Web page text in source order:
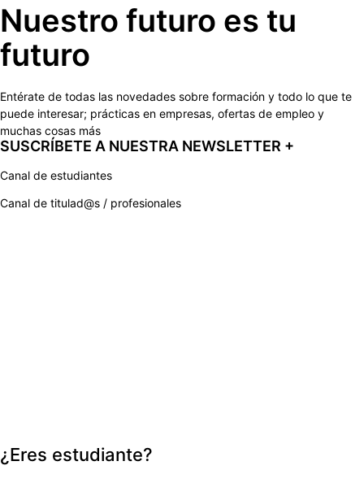
Nuestro futuro es tu
futuro
Entérate de todas las novedades sobre formación y todo lo que te
puede interesar; prácticas en empresas, ofertas de empleo y
muchas cosas más
SUSCRÍBETE A NUESTRA NEWSLETTER +​
Canal de estudiantes
Canal de titulad@s / profesionales
¿Eres estudiante?